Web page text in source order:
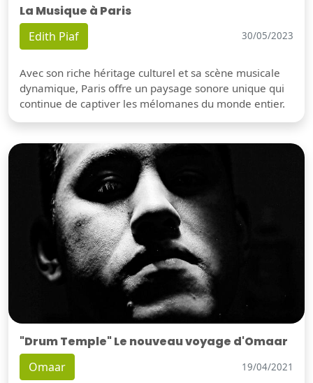
La Musique à Paris
Edith Piaf 30/05/2023
Avec son riche héritage culturel et sa scène musicale
dynamique, Paris offre un paysage sonore unique qui
continue de captiver les mélomanes du monde entier.
"Drum Temple" Le nouveau voyage d'Omaar
Omaar 19/04/2021